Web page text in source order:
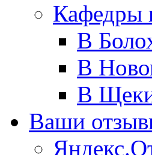
Кафедры
В
В
В
Ваши